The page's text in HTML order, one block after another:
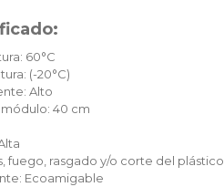
60°C
(-20°C)
Alto
40 cm
fuego, rasgado y/o corte del plástico
Ecoamigable